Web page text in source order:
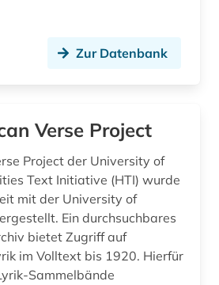
(1)
fid anglo-american culture (2)
fid darstellende kunst (2)
Zur Datenbank
Verse Project
Project der University of
Text Initiative (HTI) wurde
mit der University of
Ein durchsuchbares
bietet Zugriff auf
im Volltext bis 1920. Hierfür
Sammelbände